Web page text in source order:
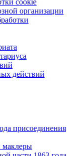
cookie
организации
действий
присоединения
маклеры